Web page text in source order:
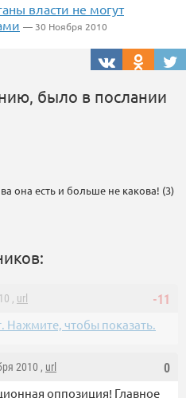
власти не могут
— 30 Ноября 2010
было в послании
она есть и больше не какова! (3)
-11
, url
Нажмите, чтобы показать.
0
2010 , url
оппозиция! Главное